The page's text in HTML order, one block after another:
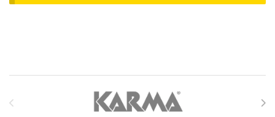
Brands Carousel